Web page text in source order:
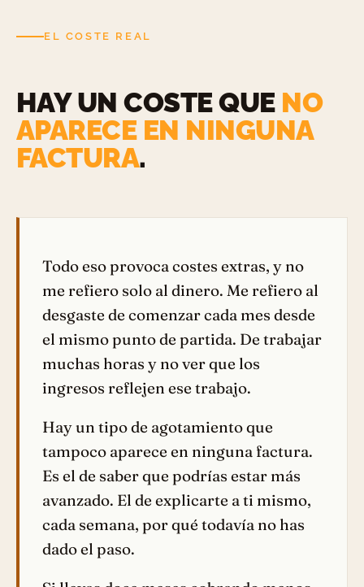
EL COSTE REAL
HAY UN COSTE QUE NO
APARECE EN NINGUNA
FACTURA.
Todo eso provoca costes extras, y no
me refiero solo al dinero. Me refiero al
desgaste de comenzar cada mes desde
el mismo punto de partida. De trabajar
muchas horas y no ver que los
ingresos reflejen ese trabajo.
Hay un tipo de agotamiento que
tampoco aparece en ninguna factura.
Es el de saber que podrías estar más
avanzado. El de explicarte a ti mismo,
cada semana, por qué todavía no has
dado el paso.